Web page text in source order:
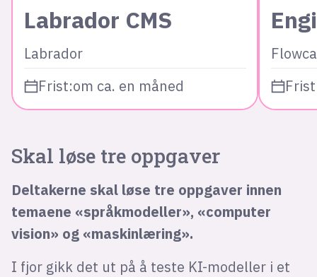
Labrador CMS
Labrador
Frist:om ca. en måned
Skal løse tre oppgaver
Deltakerne skal løse tre oppgaver innen
temaene «språkmodeller», «computer
vision» og «maskinlæring».
I fjor gikk det ut på å teste KI-modeller i et